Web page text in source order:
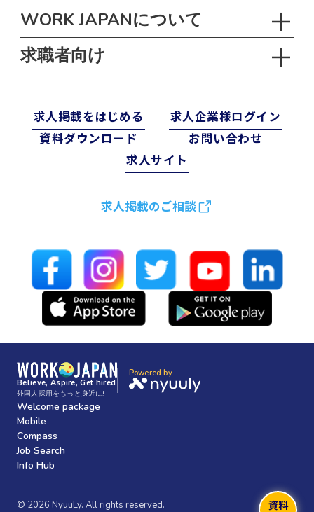
資料
WORK JAPANについて
求職者向け
求⼈掲載をはじめる
求⼈企業様ログイン
資料ダウンロード
お問い合わせ
求⼈サイト
求人掲載のご相談
Believe, Aspire, Get hired
外国人採用をもっと身近に!
Powered by
Welcome package
Mobile
Compass
Job Search
Info Hub
© 2026 NyuuLy. All rights reserved.